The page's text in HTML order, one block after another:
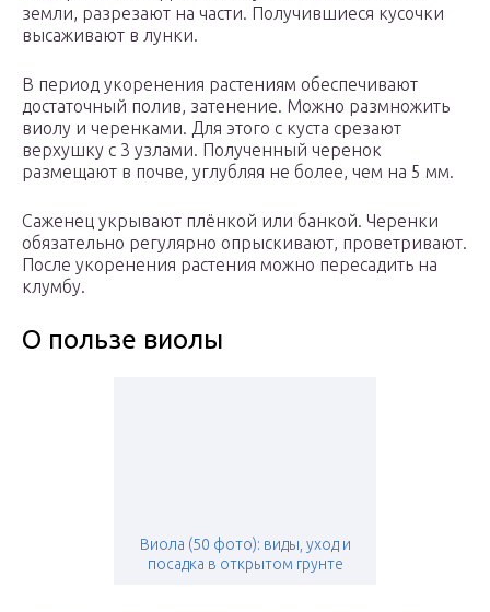
земли, разрезают на части. Получившиеся кусочки
высаживают в лунки.
В период укоренения растениям обеспечивают
достаточный полив, затенение. Можно размножить
виолу и черенками. Для этого с куста срезают
верхушку с 3 узлами. Полученный черенок
размещают в почве, углубляя не более, чем на 5 мм.
Саженец укрывают плёнкой или банкой. Черенки
обязательно регулярно опрыскивают, проветривают.
После укоренения растения можно пересадить на
клумбу.
О пользе виолы
Виола (50 фото): виды, уход и
посадка в открытом грунте